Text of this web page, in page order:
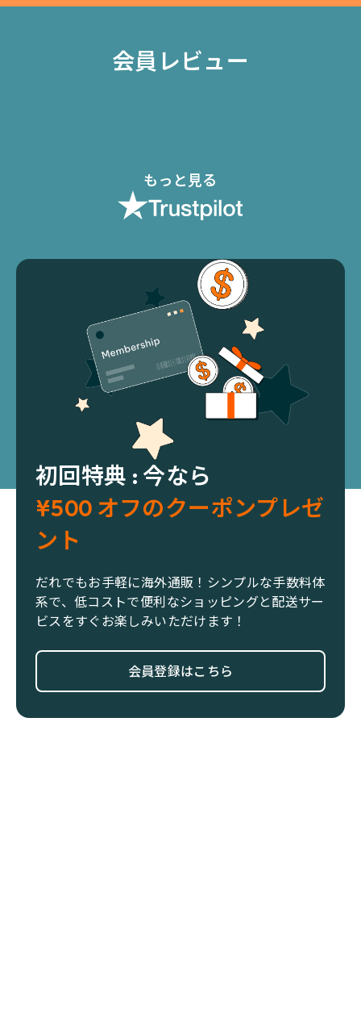
会員レビュー
もっと見る
初回特典 : 今なら
¥500 オフのクーポンプレゼ
ント
だれでもお手軽に海外通販！シンプルな手数料体
系で、低コストで便利なショッピングと配送サー
ビスをすぐお楽しみいただけます！
会員登録はこちら